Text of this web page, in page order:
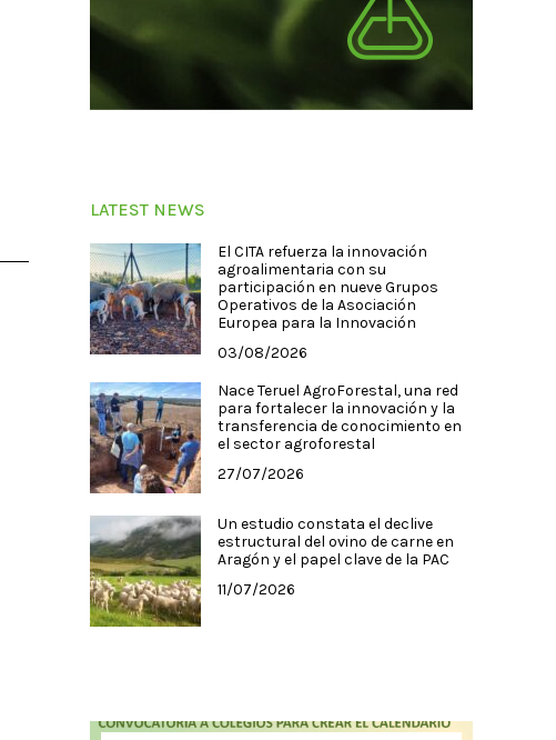
LATEST NEWS
El CITA refuerza la innovación
agroalimentaria con su
participación en nueve Grupos
Operativos de la Asociación
Europea para la Innovación
03/08/2026
Nace Teruel AgroForestal, una red
para fortalecer la innovación y la
transferencia de conocimiento en
el sector agroforestal
27/07/2026
Un estudio constata el declive
estructural del ovino de carne en
Aragón y el papel clave de la PAC
11/07/2026